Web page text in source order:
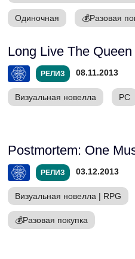
Одиночная 💰Разовая
Long Live The Queen
РЕЛИЗ 08.11.2013
Визуальная новелла PC
Postmortem: One
РЕЛИЗ 03.12.2013
Визуальная новелла | RPG
💰Разовая покупка